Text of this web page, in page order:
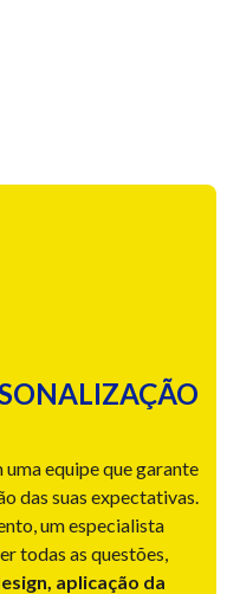
equipe que garante
das suas expectativas.
um especialista
todas as questões,
aplicação da